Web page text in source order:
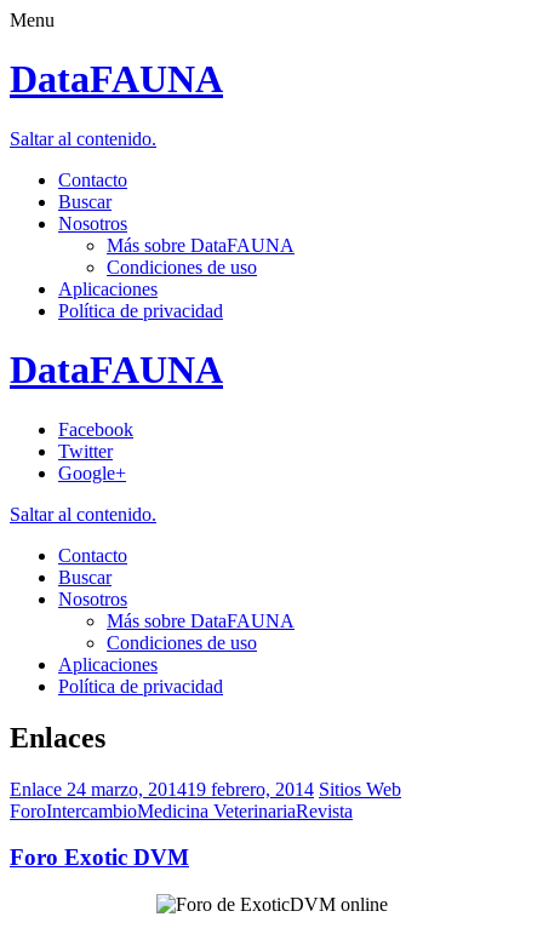
Menu
DataFAUNA
Saltar al contenido.
Contacto
Buscar
Nosotros
Más sobre DataFAUNA
Condiciones de uso
Aplicaciones
Política de privacidad
DataFAUNA
Facebook
Twitter
Google+
Saltar al contenido.
Contacto
Buscar
Nosotros
Más sobre DataFAUNA
Condiciones de uso
Aplicaciones
Política de privacidad
Enlaces
Enlace 24 marzo, 201419 febrero, 2014 Sitios Web
ForoIntercambioMedicina VeterinariaRevista
Foro Exotic DVM